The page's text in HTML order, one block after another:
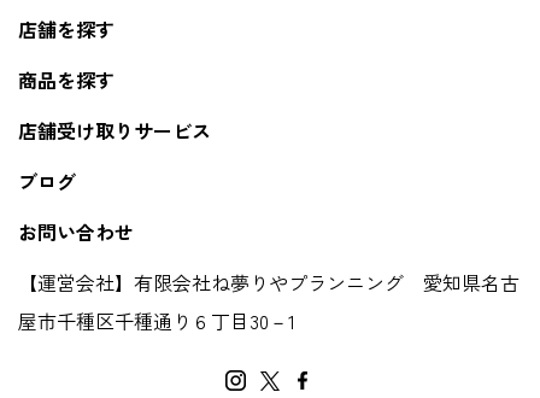
店舗を探す
商品を探す
店舗受け取りサービス
ブログ
お問い合わせ
【運営会社】有限会社ね夢りやプランニング 愛知県名古
屋市千種区千種通り６丁目30－1